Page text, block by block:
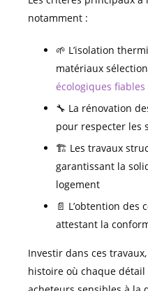
notamment :
🌱 L’isolation
matériaux
écologiques fiables
🔧 La rénovation
pour respecter les
🏗️ Les travaux
garantissant la
logement
📄 L’obtention des
attestant la
Investir dans ces
histoire où chaque